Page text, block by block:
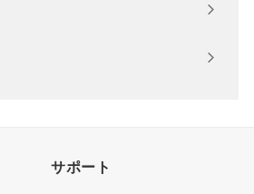
サポート